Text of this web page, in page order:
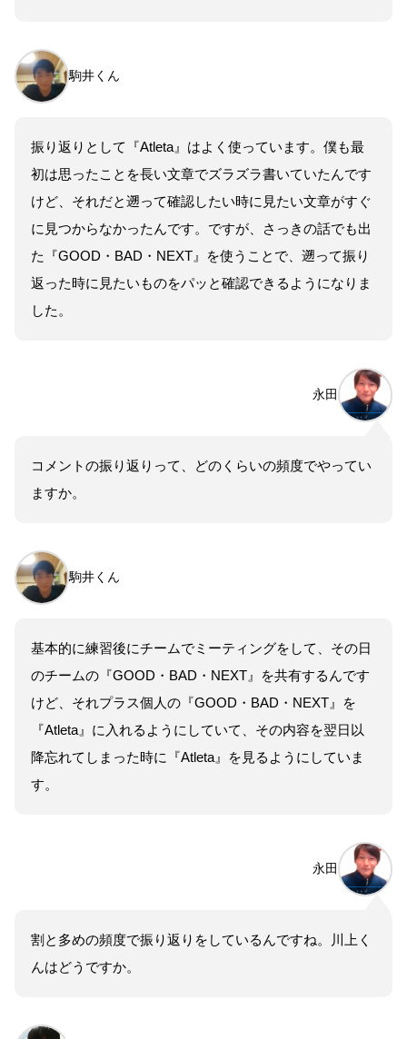
振り返りとして『Atleta』はよく使っています。僕も最
初は思ったことを長い文章でズラズラ書いていたんです
けど、それだと遡って確認したい時に見たい文章がすぐ
に見つからなかったんです。ですが、さっきの話でも出
た『GOOD・BAD・NEXT』を使うことで、遡って振り
返った時に見たいものをパッと確認できるようになりま
した。
駒井くん
コメントの振り返りって、どのくらいの頻度でやってい
ますか。
永田
基本的に練習後にチームでミーティングをして、その日
のチームの『GOOD・BAD・NEXT』を共有するんです
けど、それプラス個人の『GOOD・BAD・NEXT』を
『Atleta』に入れるようにしていて、その内容を翌日以
降忘れてしまった時に『Atleta』を見るようにしていま
す。
駒井くん
割と多めの頻度で振り返りをしているんですね。川上く
んはどうですか。
永田